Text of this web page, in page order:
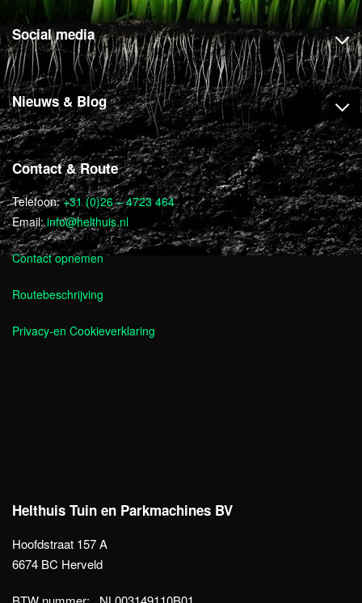
Social media
Nieuws & Blog
Contact & Route
Telefoon:+31 (0)26 – 4723 464
Email:info@helthuis.nl
Contact opnemen
Routebeschrijving
Privacy-en Cookieverklaring
Helthuis Tuin en Parkmachines BV
Hoofdstraat 157 A
6674 BC Herveld